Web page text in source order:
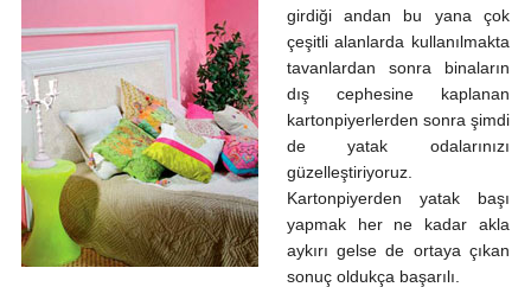
girdiği andan bu yana çok
çeşitli alanlarda kullanılmakta
tavanlardan sonra binaların
dış cephesine kaplanan
kartonpiyerlerden sonra şimdi
de yatak odalarınızı
güzelleştiriyoruz.
Kartonpiyerden yatak başı
yapmak her ne kadar akla
aykırı gelse de ortaya çıkan
sonuç oldukça başarılı.